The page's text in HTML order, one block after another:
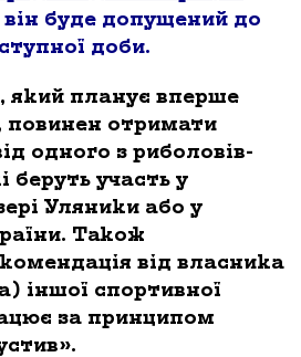
він буде допущений до
доби.
який планує вперше
повинен отримати
одного з риболовів-
беруть участь у
Уляники або у
Також
від власника
іншої спортивної
за принципом